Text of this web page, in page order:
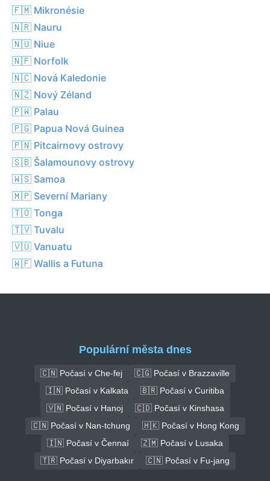
🇫🇲 Mikronésie
🇳🇷 Nauru
🇳🇺 Niue
🇳🇫 Norfolk
🇳🇨 Nová Kaledonie
🇳🇿 Nový Zéland
🇵🇼 Palau
🇵🇬 Papua Nová Guinea
🇵🇳 Pitcairnovy ostrovy
🇸🇧 Šalamounovy ostrovy
🇼🇸 Samoa
🇲🇵 Severní Mariany
🇹🇴 Tonga
🇹🇻 Tuvalu
🇻🇺 Vanuatu
🇼🇫 Wallis a Futuna
Populární města dnes
🇨🇳 Počasí v Che-fej
🇨🇬 Počasí v Brazzaville
🇮🇳 Počasí v Kalkata
🇧🇷 Počasí v Curitiba
🇻🇳 Počasí v Hanoj
🇨🇩 Počasí v Kinshasa
🇨🇳 Počasí v Nan-tchung
🇭🇰 Počasí v Hong Kong
🇮🇳 Počasí v Čennaí
🇿🇲 Počasí v Lusaka
🇹🇷 Počasí v Diyarbakır
🇨🇳 Počasí v Fu-jang